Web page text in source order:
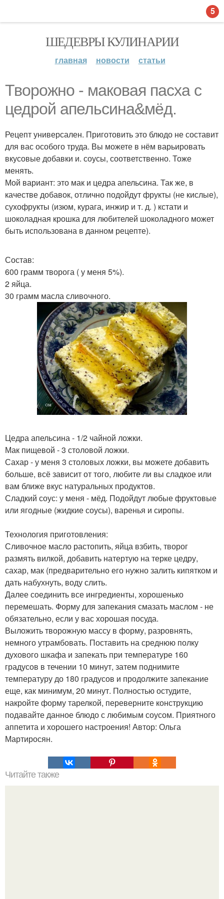
ШЕДЕВРЫ КУЛИНАРИИ
главная новости статьи
Творожно - маковая пасха с
цедрой апельсина&мёд.
Рецепт универсален. Приготовить это блюдо не составит
для вас особого труда. Вы можете в нём варьировать
вкусовые добавки и. соусы, соответственно. Тоже
менять.
Мой вариант: это мак и цедра апельсина. Так же, в
качестве добавок, отлично подойдут фрукты (не кислые),
сухофрукты (изюм, курага, инжир и т. д. ) кстати и
шоколадная крошка для любителей шоколадного может
быть использована в данном рецепте).
Состав:
600 грамм творога ( у меня 5%).
2 яйца.
30 грамм масла сливочного.
Цедра апельсина - 1/2 чайной ложки.
Мак пищевой - 3 столовой ложки.
Сахар - у меня 3 столовых ложки, вы можете добавить
больше, всё зависит от того, любите ли вы сладкое или
вам ближе вкус натуральных продуктов.
Сладкий соус: у меня - мёд. Подойдут любые фруктовые
или ягодные (жидкие соусы), варенья и сиропы.
Технология приготовления:
Сливочное масло растопить, яйца взбить, творог
размять вилкой, добавить натертую на терке цедру,
сахар, мак (предварительно его нужно залить кипятком и
дать набухнуть, воду слить.
Далее соединить все ингредиенты, хорошенько
перемешать. Форму для запекания смазать маслом - не
обязательно, если у вас хорошая посуда.
Выложить творожную массу в форму, разровнять,
немного утрамбовать. Поставить на среднюю полку
духового шкафа и запекать при температуре 160
градусов в течении 10 минут, затем поднимите
температуру до 180 градусов и продолжите запекание
еще, как минимум, 20 минут. Полностью остудите,
накройте форму тарелкой, переверните конструкцию
подавайте данное блюдо с любимым соусом. Приятного
аппетита и хорошего настроения! Автор: Ольга
Мартиросян.
Читайте также
5